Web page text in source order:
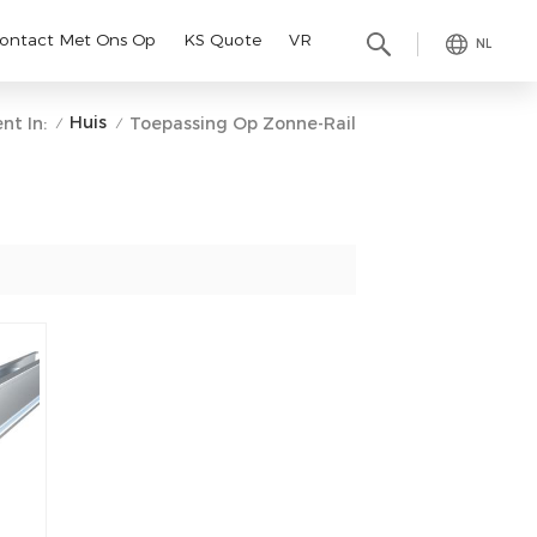
NL
Met Ons Op KS Quote VR
In: / Huis / Toepassing Op Zonne-Rail